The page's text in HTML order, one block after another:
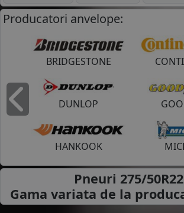
Producatori anvelope:
BRIDGESTONE
DUNLOP
HANKOOK
Inapoi
Pneuri 275/
Gama variata de la